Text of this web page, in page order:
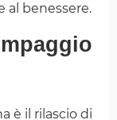
al benessere.
è il rilascio di